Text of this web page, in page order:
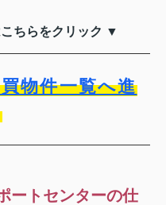
ちらをクリック ▼
物件一覧へ進
ートセンターの仕